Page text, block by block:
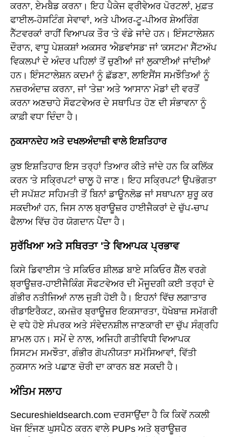
ਕਰਨਾ, ਏਮਬੈਡ ਕਰਨਾ। ਇਹ ਪੈਕੇਜ ਫ੍ਰੀਵੇਅਰ ਪੋਰਟਲਾਂ, ਮੁਫ਼ਤ
ਫਾਈਲ-ਹੋਸਟਿੰਗ ਸੇਵਾਵਾਂ, ਅਤੇ ਪੀਅਰ-ਟੂ-ਪੀਅਰ ਸ਼ੇਅਰਿੰਗ
ਨੈੱਟਵਰਕਾਂ ਰਾਹੀਂ ਵਿਆਪਕ ਤੌਰ 'ਤੇ ਵੰਡੇ ਜਾਂਦੇ ਹਨ। ਇੰਸਟਾਲੇਸ਼ਨ
ਦੌਰਾਨ, ਵਾਧੂ ਪੇਸ਼ਕਸ਼ਾਂ ਅਕਸਰ 'ਐਡਵਾਂਸਡ' ਜਾਂ 'ਕਸਟਮ' ਸੈੱਟਅੱਪ
ਵਿਕਲਪਾਂ ਦੇ ਅੰਦਰ ਪਹਿਲਾਂ ਤੋਂ ਚੁਣੀਆਂ ਜਾਂ ਲੁਕਾਈਆਂ ਜਾਂਦੀਆਂ
ਹਨ। ਇੰਸਟਾਲੇਸ਼ਨ ਕਦਮਾਂ ਨੂੰ ਛੱਡਣਾ, ਲਾਇਸੈਂਸ ਸਮਝੌਤਿਆਂ ਨੂੰ
ਨਜ਼ਰਅੰਦਾਜ਼ ਕਰਨਾ, ਜਾਂ 'ਤੇਜ਼' ਅਤੇ 'ਆਸਾਨ' ਮੋਡਾਂ ਦੀ ਵਰਤੋਂ
ਕਰਨਾ ਅਣਚਾਹੇ ਸੌਫਟਵੇਅਰ ਦੇ ਸਥਾਪਿਤ ਹੋਣ ਦੀ ਸੰਭਾਵਨਾ ਨੂੰ
ਕਾਫ਼ੀ ਵਧਾ ਦਿੰਦਾ ਹੈ।
ਨੁਕਸਾਨਦੇਹ ਅਤੇ ਦਖਲਅੰਦਾਜ਼ੀ ਵਾਲੇ ਇਸ਼ਤਿਹਾਰ
ਕੁਝ ਇਸ਼ਤਿਹਾਰ ਇਸ ਤਰ੍ਹਾਂ ਤਿਆਰ ਕੀਤੇ ਜਾਂਦੇ ਹਨ ਕਿ ਕਲਿੱਕ
ਕਰਨ 'ਤੇ ਸਕ੍ਰਿਪਟਾਂ ਚਾਲੂ ਹੋ ਜਾਣ। ਇਹ ਸਕ੍ਰਿਪਟਾਂ ਉਪਭੋਗਤਾ
ਦੀ ਸਪੱਸ਼ਟ ਸਹਿਮਤੀ ਤੋਂ ਬਿਨਾਂ ਡਾਊਨਲੋਡ ਜਾਂ ਸਥਾਪਨਾ ਸ਼ੁਰੂ ਕਰ
ਸਕਦੀਆਂ ਹਨ, ਜਿਸ ਨਾਲ ਬ੍ਰਾਊਜ਼ਰ ਹਾਈਜੈਕਰਾਂ ਦੇ ਚੁੱਪ-ਚਾਪ
ਫੈਲਾਅ ਵਿੱਚ ਹੋਰ ਯੋਗਦਾਨ ਪੈਂਦਾ ਹੈ।
ਸੁਰੱਖਿਆ ਅਤੇ ਸਥਿਰਤਾ 'ਤੇ ਵਿਆਪਕ ਪ੍ਰਭਾਵ
ਕਿਸੇ ਡਿਵਾਈਸ 'ਤੇ ਸਕਿਓਰ ਸ਼ੀਲਡ ਬਾਏ ਸਕਿਓਰ ਸ਼ੈੱਲ ਵਰਗੇ
ਬ੍ਰਾਊਜ਼ਰ-ਹਾਈਜੈਕਿੰਗ ਸੌਫਟਵੇਅਰ ਦੀ ਮੌਜੂਦਗੀ ਕਈ ਤਰ੍ਹਾਂ ਦੇ
ਗੰਭੀਰ ਨਤੀਜਿਆਂ ਨਾਲ ਜੁੜੀ ਹੋਈ ਹੈ। ਇਹਨਾਂ ਵਿੱਚ ਲਗਾਤਾਰ
ਰੀਡਾਇਰੈਕਟ, ਕਮਜ਼ੋਰ ਬ੍ਰਾਊਜ਼ਰ ਇਕਸਾਰਤਾ, ਧੋਖੇਬਾਜ਼ ਸਮੱਗਰੀ
ਦੇ ਵਧੇ ਹੋਏ ਸੰਪਰਕ ਅਤੇ ਸੰਵੇਦਨਸ਼ੀਲ ਜਾਣਕਾਰੀ ਦਾ ਚੁੱਪ ਸੰਗ੍ਰਹਿ
ਸ਼ਾਮਲ ਹਨ। ਸਮੇਂ ਦੇ ਨਾਲ, ਅਜਿਹੀ ਗਤੀਵਿਧੀ ਵਿਆਪਕ
ਸਿਸਟਮ ਸਮਝੌਤਾ, ਗੰਭੀਰ ਗੋਪਨੀਯਤਾ ਸਮੱਸਿਆਵਾਂ, ਵਿੱਤੀ
ਨੁਕਸਾਨ ਅਤੇ ਪਛਾਣ ਚੋਰੀ ਦਾ ਕਾਰਨ ਬਣ ਸਕਦੀ ਹੈ।
ਅੰਤਿਮ ਸਲਾਹ
Secureshieldsearch.com ਦਰਸਾਉਂਦਾ ਹੈ ਕਿ ਕਿਵੇਂ ਨਕਲੀ
ਖੋਜ ਇੰਜਣ ਘੁਸਪੈਠ ਕਰਨ ਵਾਲੇ PUPs ਅਤੇ ਬ੍ਰਾਊਜ਼ਰ